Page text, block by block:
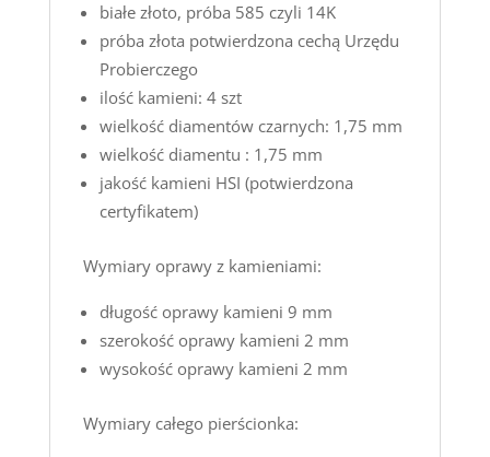
białe złoto, próba 585 czyli 14K
próba złota potwierdzona cechą Urzędu
Probierczego
ilość kamieni: 4 szt
wielkość diamentów czarnych: 1,75 mm
wielkość diamentu : 1,75 mm
jakość kamieni HSI (potwierdzona
certyfikatem)
Wymiary oprawy z kamieniami:
długość oprawy kamieni 9 mm
szerokość oprawy kamieni 2 mm
wysokość oprawy kamieni 2 mm
Wymiary całego pierścionka: